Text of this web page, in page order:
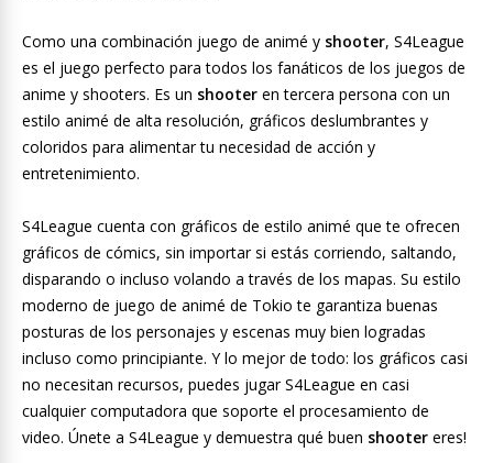
Como una combinación juego de animé y shooter, S4League
es el juego perfecto para todos los fanáticos de los juegos de
anime y shooters. Es un shooter en tercera persona con un
estilo animé de alta resolución, gráficos deslumbrantes y
coloridos para alimentar tu necesidad de acción y
entretenimiento.
S4League cuenta con gráficos de estilo animé que te ofrecen
gráficos de cómics, sin importar si estás corriendo, saltando,
disparando o incluso volando a través de los mapas. Su estilo
moderno de juego de animé de Tokio te garantiza buenas
posturas de los personajes y escenas muy bien logradas
incluso como principiante. Y lo mejor de todo: los gráficos casi
no necesitan recursos, puedes jugar S4League en casi
cualquier computadora que soporte el procesamiento de
video. Únete a S4League y demuestra qué buen shooter eres!